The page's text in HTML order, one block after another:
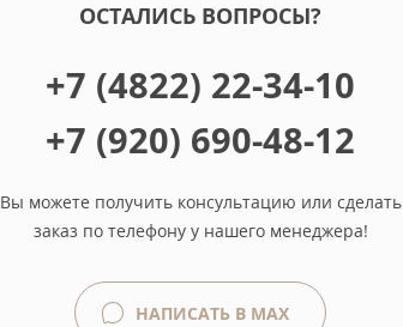
ОСТАЛИСЬ ВОПРОСЫ?
+7 (4822) 22-34-10
+7 (920) 690-48-12
Вы можете получить консультацию или сделать
заказ по телефону у нашего менеджера!
НАПИСАТЬ В MAX